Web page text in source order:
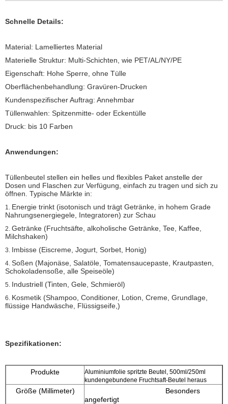
Schnelle Details:
Material: Lamelliertes Material
Materielle Struktur: Multi-Schichten, wie PET/AL/NY/PE
Eigenschaft: Hohe Sperre, ohne Tülle
Oberflächenbehandlung: Gravüren-Drucken
Kundenspezifischer Auftrag: Annehmbar
Tüllenwahlen: Spitzenmitte- oder Eckentülle
Druck: bis 10 Farben
Anwendungen:
Tüllenbeutel stellen ein helles und flexibles Paket anstelle der
Dosen und Flaschen zur Verfügung, einfach zu tragen und sich zu
öffnen. Typische Märkte in:
1. Energie trinkt (isotonisch und trägt Getränke, in hohem Grade
Nahrungsenergiegele, Integratoren) zur Schau
2. Getränke (Fruchtsäfte, alkoholische Getränke, Tee, Kaffee,
Milchshaken)
3. Imbisse (Eiscreme, Jogurt, Sorbet, Honig)
4. Soßen (Majonäse, Salatöle, Tomatensaucepaste, Krautpasten,
Schokoladensoße, alle Speiseöle)
5. Industriell (Tinten, Gele, Schmieröl)
6. Kosmetik (Shampoo, Conditioner, Lotion, Creme, Grundlage,
flüssige Handwäsche, Flüssigseife,)
Spezifikationen:
Produkte
Aluminiumfolie spritzte Beutel, 500ml/250ml
kundengebundene Fruchtsaft-Beutel heraus
Größe (Millimeter)
Besonders
angefertigt